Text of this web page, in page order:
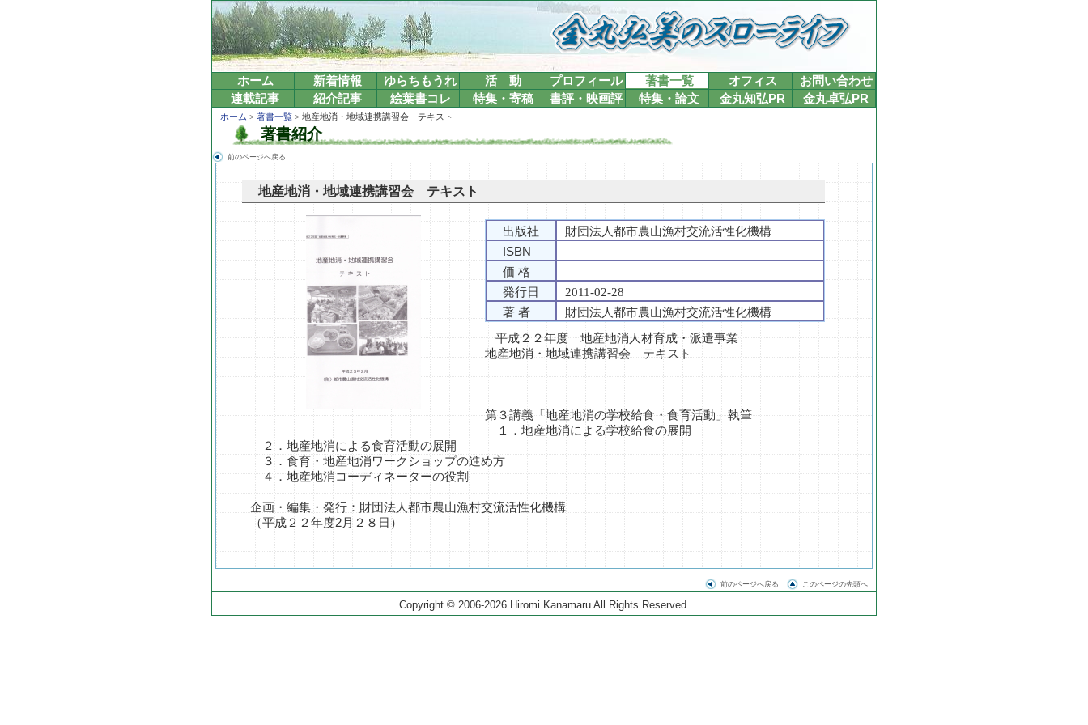
ホーム 新着情報 ゆらちもうれ 活 動 プロフィール 著書一覧 オフィス
お問い合わせ
連載記事
紹介記事 絵葉書コレ 特集・寄稿 書評・映画評 特集・論文 金丸知弘PR 金丸卓弘PR
ホーム > 著書一覧 > 地産地消・地域連携講習会 テキスト
著書紹介
前のページへ戻る
地産地消・地域連携講習会 テキスト
出版社
財団法人都市農山漁村交流活性化機構
ISBN
価 格
発行日
2011-02-28
著 者
財団法人都市農山漁村交流活性化機構
平成２２年度 地産地消人材育成・派遣事業
地産地消・地域連携講習会 テキスト
第３講義「地産地消の学校給食・食育活動」執筆
１．地産地消による学校給食の展開
２．地産地消による食育活動の展開
３．食育・地産地消ワークショップの進め方
４．地産地消コーディネーターの役割
企画・編集・発行：財団法人都市農山漁村交流活性化機構
（平成２２年度2月２８日）
前のページへ戻る このページの先頭へ
Copyright © 2006-2026 Hiromi Kanamaru All Rights Reserved.